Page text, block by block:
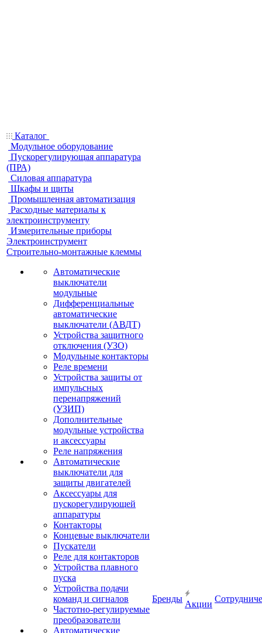
Каталог
Модульное оборудование
Пускорегулирующая аппаратура
(ПРА)
Силовая аппаратура
Шкафы и щиты
Промышленная автоматизация
Расходные материалы к
электроинструменту
Измерительные приборы
Электроинструмент
Строительно-монтажные клеммы
Автоматические
выключатели
модульные
Дифференциальные
автоматические
выключатели (АВДТ)
Устройства защитного
отключения (УЗО)
Модульные контакторы
Реле времени
Устройства защиты от
импульсных
перенапряжений
(УЗИП)
Дополнительные
модульные устройства
и аксессуары
Реле напряжения
Автоматические
выключатели для
защиты двигателей
Аксессуары для
пускорегулирующей
аппаратуры
Контакторы
Концевые выключатели
Пускатели
Реле для контакторов
Устройства плавного
пуска
Устройства подачи
команд и сигналов
Частотно-регулируемые
преобразователи
Автоматические
Бренды
Акции